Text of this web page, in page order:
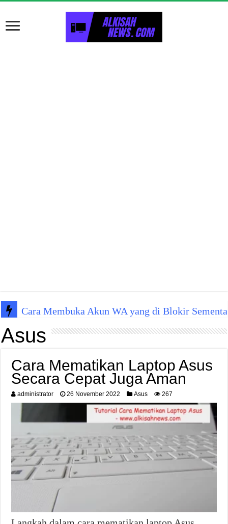
Cara Membuka Akun WA yang di Blokir
Asus
Cara Mematikan Laptop Asus
Secara Cepat Juga Aman
administrator 26 November 2022 Asus 267